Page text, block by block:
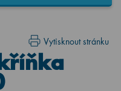
Vytisknout stránku